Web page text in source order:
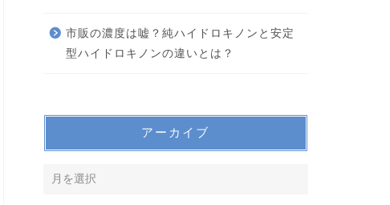
市販の濃度は嘘？純ハイドロキノンと安定
型ハイドロキノンの違いとは？
アーカイブ